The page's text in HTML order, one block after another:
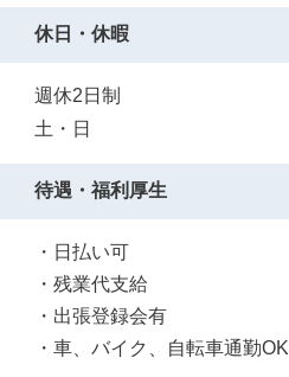
休日・休暇
週休2日制
土・日
待遇・福利厚生
・日払い可
・残業代支給
・出張登録会有
・車、バイク、自転車通勤OK